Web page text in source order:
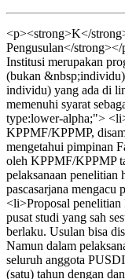
<p><strong>K</
Pengusulan</
Institusi merupakan
(bukan
individu) yang ada di
memenuhi syarat
type:lower-alpha;">
KPPMF/KPPMP,
mengetahui pimpinan
oleh KPPMF/KPPMP
pelaksanaan penelitian
pascasarjana
<li>Proposal penelitian
pusat studi yang sah
berlaku. Usulan bisa
Namun dalam
seluruh anggota
(satu) tahun dengan